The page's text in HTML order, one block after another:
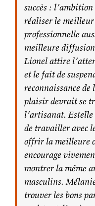
succès :
réaliser le
professionnelle
meilleure
Lionel attire
et le fait de
reconnaissance
plaisir devrait se
l’artisanat. Estelle
de travailler avec
offrir la meilleure
encourage
montrer la même
masculins.
trouver les bons